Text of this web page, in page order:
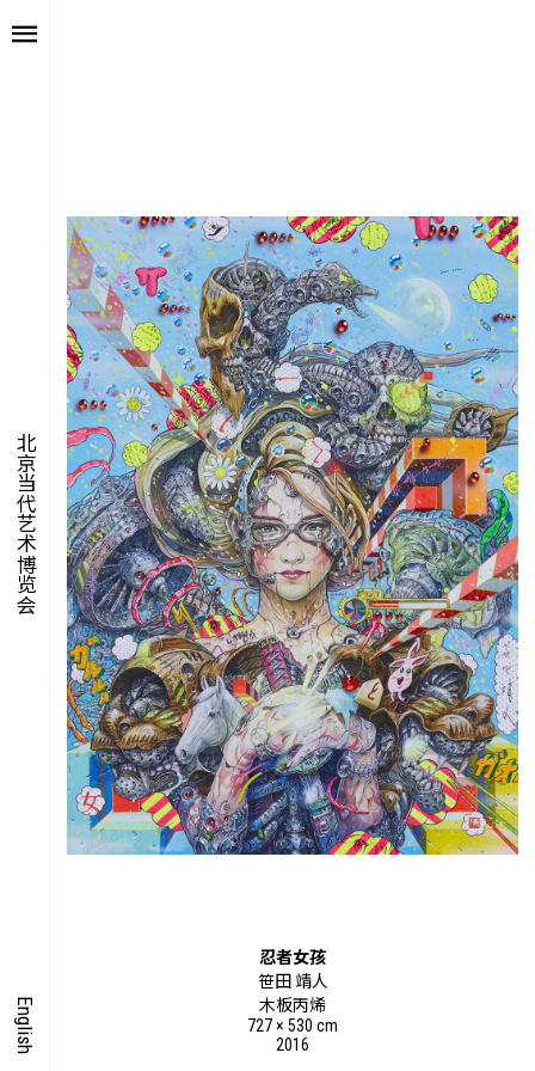
置
像
力
时
饮
别艺术项目
艺博会
聚像
声场
北京当代艺术博览会
English
忍者女孩
笹田 靖人
木板丙烯
727 × 530 cm
2016